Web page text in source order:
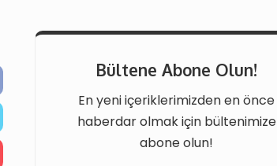
Bültene Abone Olun!
En yeni içeriklerimizden en önce
haberdar olmak için bültenimize
abone olun!